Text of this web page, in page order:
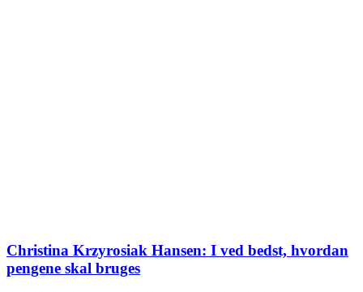
Christina Krzyrosiak Hansen: I ved bedst, hvordan
pengene skal bruges